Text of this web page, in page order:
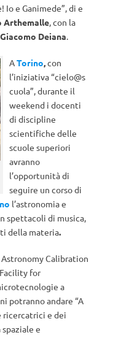
e Ganimede”, di e
Arthemalle, con la
Giacomo Deiana.
ATorino,con
l’iniziativa “cielo@s
cuola”, durante il
weekend i docenti
di discipline
scientifiche delle
scuole superiori
avranno
l’opportunità di
seguire un corso di
l’astronomia e
spettacoli di musica,
della materia.
Astronomy Calibration
for
a
potranno andare “A
ricercatrici e dei
e